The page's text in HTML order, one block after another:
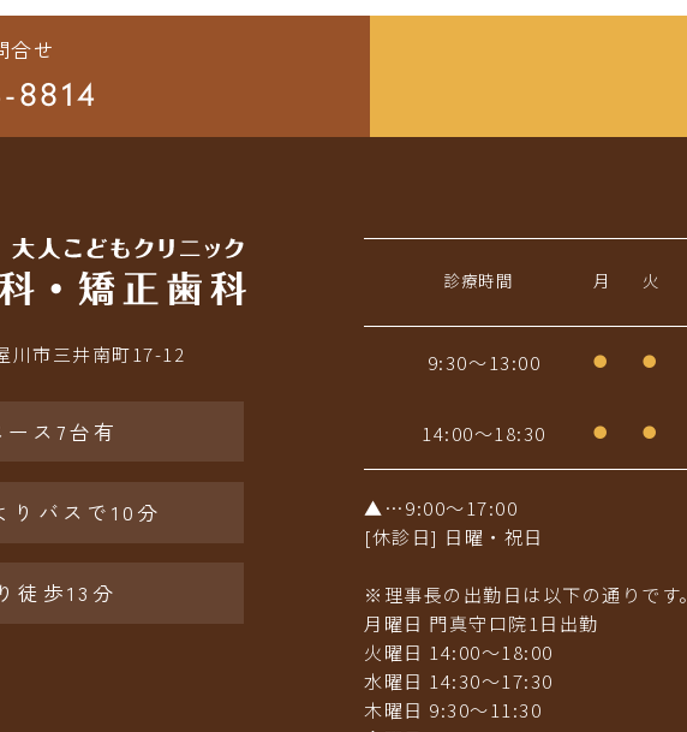
合せ
8814
川市三井南町17-12
ス7台有
りバスで10分
徒歩13分
診療時間 月 火
9:30〜13:00 ● ●
14:00〜18:30 ● ●
▲…9:00〜17:00
[休診日] 日曜・祝日
※理事長の出勤日は以下の通りです。
月曜日 門真守口院1日出勤
火曜日 14:00～18:00
水曜日 14:30～17:30
木曜日 9:30〜11:30